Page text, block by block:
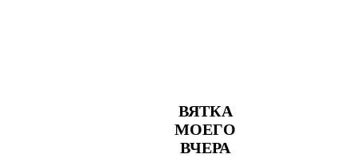
ВЯТКА
МОЕГО
ВЧЕРА